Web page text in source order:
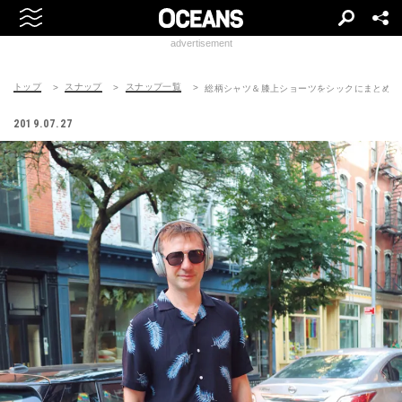
advertisement
トップ スナップ スナップ一覧 総柄シャツ＆膝上ショーツをシックにまとめ
2019.07.27